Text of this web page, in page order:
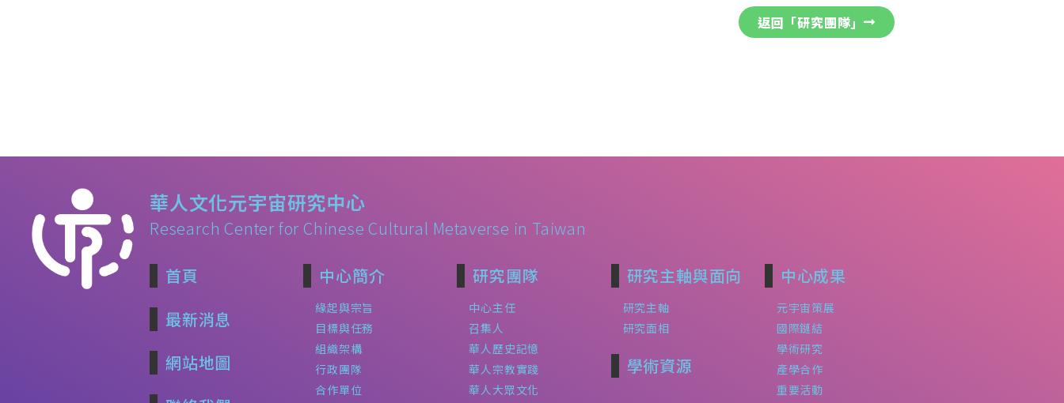
返回「研究團隊」
華人文化元宇宙研究中心
Research Center for Chinese Cultural Metaverse in Taiwan
首頁
最新消息
網站地圖
中心簡介
緣起與宗旨
目標與任務
組織架構
行政團隊
合作單位
研究團隊
中心主任
召集人
華人歷史記憶
華人宗教實踐
華人大眾文化
研究主軸與面向
研究主軸
研究面相
學術資源
中心成果
元宇宙策展
國際鏈結
學術研究
產學合作
重要活動